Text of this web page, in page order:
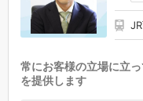
常にお客様の立場に立
を提供します